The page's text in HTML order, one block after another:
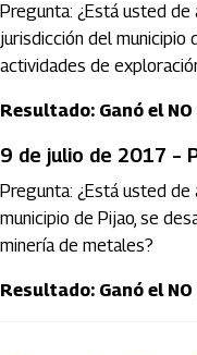
Pregunta: ¿Está usted de
jurisdicción del municipio
actividades de
Resultado: Ganó el
9 de julio de 2017 –
Pregunta: ¿Está usted de
municipio de Pijao, se
minería de metales?
Resultado: Ganó el